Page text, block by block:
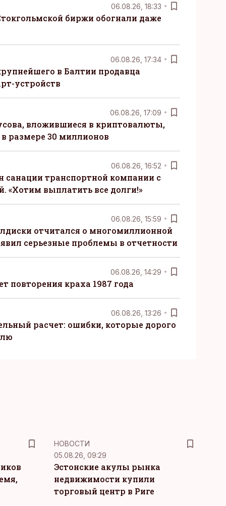
06.08.26, 18:33
биржи обогнали даже
06.08.26, 17:34
в Балтии продавца
устройств
06.08.26, 17:09
вложившиеся в криптовалюты,
размере 30 миллионов
06.08.26, 16:52
санации транспортной компании с
«Хотим выплатить все долги!»
06.08.26, 15:59
отчитался о многомиллионной
серьезные проблемы в отчетности
06.08.26, 14:29
повторения краха 1987 года
06.08.26, 13:26
расчет: ошибки, которые дорого
НОВОСТИ
05.08.26, 09:29
Эстонские акулы рынка
недвижимости купили
торговый центр в Риге